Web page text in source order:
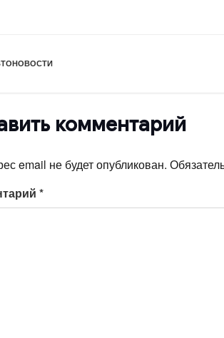
комментарий
email не будет опубликован.
*